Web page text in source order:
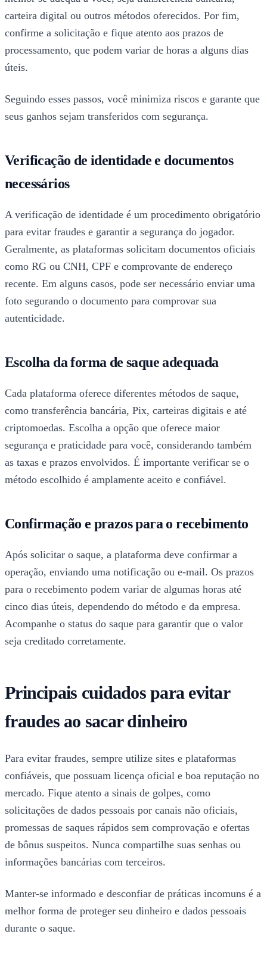
carteira digital ou outros métodos oferecidos. Por fim,
confirme a solicitação e fique atento aos prazos de
processamento, que podem variar de horas a alguns dias
úteis.
Seguindo esses passos, você minimiza riscos e garante que
seus ganhos sejam transferidos com segurança.
Verificação de identidade e documentos
necessários
A verificação de identidade é um procedimento obrigatório
para evitar fraudes e garantir a segurança do jogador.
Geralmente, as plataformas solicitam documentos oficiais
como RG ou CNH, CPF e comprovante de endereço
recente. Em alguns casos, pode ser necessário enviar uma
foto segurando o documento para comprovar sua
autenticidade.
Escolha da forma de saque adequada
Cada plataforma oferece diferentes métodos de saque,
como transferência bancária, Pix, carteiras digitais e até
criptomoedas. Escolha a opção que oferece maior
segurança e praticidade para você, considerando também
as taxas e prazos envolvidos. É importante verificar se o
método escolhido é amplamente aceito e confiável.
Confirmação e prazos para o recebimento
Após solicitar o saque, a plataforma deve confirmar a
operação, enviando uma notificação ou e-mail. Os prazos
para o recebimento podem variar de algumas horas até
cinco dias úteis, dependendo do método e da empresa.
Acompanhe o status do saque para garantir que o valor
seja creditado corretamente.
Principais cuidados para evitar
fraudes ao sacar dinheiro
Para evitar fraudes, sempre utilize sites e plataformas
confiáveis, que possuam licença oficial e boa reputação no
mercado. Fique atento a sinais de golpes, como
solicitações de dados pessoais por canais não oficiais,
promessas de saques rápidos sem comprovação e ofertas
de bônus suspeitos. Nunca compartilhe suas senhas ou
informações bancárias com terceiros.
Manter-se informado e desconfiar de práticas incomuns é a
melhor forma de proteger seu dinheiro e dados pessoais
durante o saque.